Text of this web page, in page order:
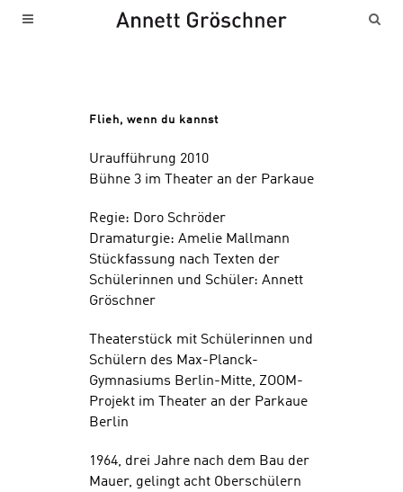
Flieh, wenn du kannst
Uraufführung 2010
Bühne 3 im Theater an der Parkaue
Regie: Doro Schröder
Dramaturgie: Amelie Mallmann
Stückfassung nach Texten der
Schülerinnen und Schüler: Annett
Gröschner
Theaterstück mit Schülerinnen und
Schülern des Max-Planck-
Gymnasiums Berlin-Mitte, ZOOM-
Projekt im Theater an der Parkaue
Berlin
1964, drei Jahre nach dem Bau der
Mauer, gelingt acht Oberschülern